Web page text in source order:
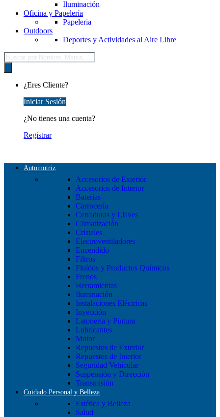
Iluminación
Oficina y Papelería
Papeleria
Outdoors
Deportes y Actividades al Aire Libre
Búsqueda
de
productos
¿Eres Cliente?
Iniciar Sesión
¿No tienes una cuenta?
Registrar
Automotriz
Accesorios de Exterior
Accesorios de Interior
Baterías
Carrocería
Cerraduras y Llaves
Climatización
Cristales
Electroventiladores
Encendido
Filtros
Fluídos y Productos Químicos
Frenos
Herramientas
Iluminación
Instalaciones Eléctricas
Inyección
Latonería y Pintura
Lubricantes
Motor
Repuestos de Exterior
Repuestos de Interior
Seguridad Vehicular
Suspensión y Dirección
Transmisión
Cuidado Personal y Belleza
Estética y Belleza
Salud